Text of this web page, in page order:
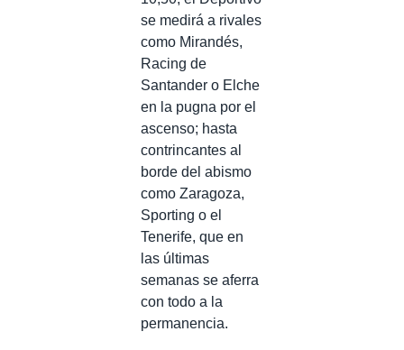
se medirá a rivales
como Mirandés,
Racing de
Santander o Elche
en la pugna por el
ascenso; hasta
contrincantes al
borde del abismo
como Zaragoza,
Sporting o el
Tenerife, que en
las últimas
semanas se aferra
con todo a la
permanencia.